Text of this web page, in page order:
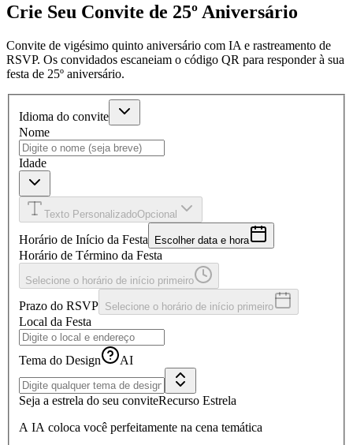
Crie Seu Convite de 25º Aniversário
Convite de vigésimo quinto aniversário com IA e rastreamento de
RSVP. Os convidados escaneiam o código QR para responder à sua
festa de 25º aniversário.
Idioma do convite
Nome
Idade
Texto PersonalizadoOpcional
Horário de Início da Festa Escolher data e hora
Horário de Término da Festa
Selecione o horário de início primeiro
Prazo do RSVP Selecione o horário de início primeiro
Local da Festa
Tema do Design AI
Seja a estrela do seu conviteRecurso Estrela
A IA coloca você perfeitamente na cena temática